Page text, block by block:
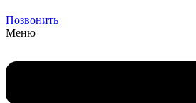
Позвонить
Меню